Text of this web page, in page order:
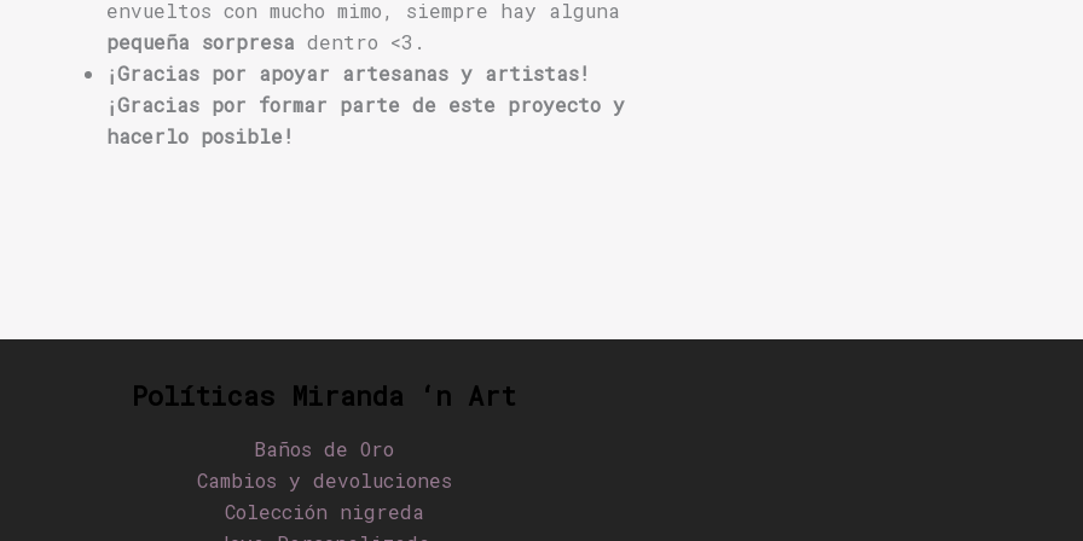
envueltos con mucho mimo, siempre hay alguna
pequeña sorpresa dentro <3.
¡Gracias por apoyar artesanas y artistas!
¡Gracias por formar parte de este proyecto y
hacerlo posible!
Políticas Miranda ‘n Art
Baños de Oro
Cambios y devoluciones
Colección nigreda